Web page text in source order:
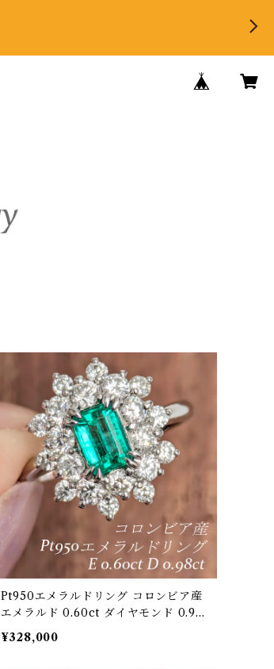
Pt950エメラルドリング コロンビア産
エメラルド 0.60ct ダイヤモンド 0.98
ct【PRO208198】
¥328,000